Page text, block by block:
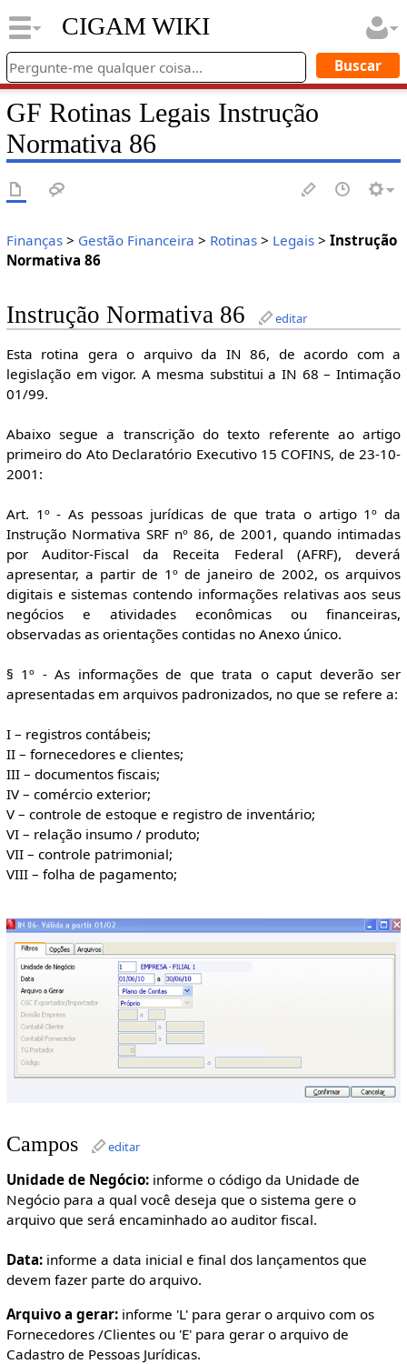
CIGAM WIKI
GF Rotinas Legais Instrução
Normativa 86
Finanças> Gestão Financeira > Rotinas> Legais> Instrução
Normativa 86
Instrução Normativa 86 editar
Esta rotina gera o arquivo da IN 86, de acordo com a
legislação em vigor. A mesma substitui a IN 68 – Intimação
01/99.
Abaixo segue a transcrição do texto referente ao artigo
primeiro do Ato Declaratório Executivo 15 COFINS, de 23-10-
2001:
Art. 1º - As pessoas jurídicas de que trata o artigo 1º da
Instrução Normativa SRF nº 86, de 2001, quando intimadas
por Auditor-Fiscal da Receita Federal (AFRF), deverá
apresentar, a partir de 1º de janeiro de 2002, os arquivos
digitais e sistemas contendo informações relativas aos seus
negócios e atividades econômicas ou financeiras,
observadas as orientações contidas no Anexo único.
§ 1º - As informações de que trata o caput deverão ser
apresentadas em arquivos padronizados, no que se refere a:
I – registros contábeis;
II – fornecedores e clientes;
III – documentos fiscais;
IV – comércio exterior;
V – controle de estoque e registro de inventário;
VI – relação insumo / produto;
VII – controle patrimonial;
VIII – folha de pagamento;
Campos editar
Unidade de Negócio:informe o código da Unidade de
Negócio para a qual você deseja que o sistema gere o
arquivo que será encaminhado ao auditor fiscal.
Data:informe a data inicial e final dos lançamentos que
devem fazer parte do arquivo.
Arquivo a gerar:informe 'L' para gerar o arquivo com os
Fornecedores /Clientes ou 'E' para gerar o arquivo de
Cadastro de Pessoas Jurídicas.